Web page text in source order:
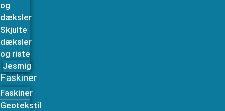
og
dæksler
Skjulte
dæksler
og riste
Jesmig
Faskiner
Faskiner
Geotekstil